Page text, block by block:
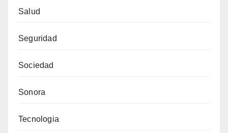
Salud
Seguridad
Sociedad
Sonora
Tecnologia